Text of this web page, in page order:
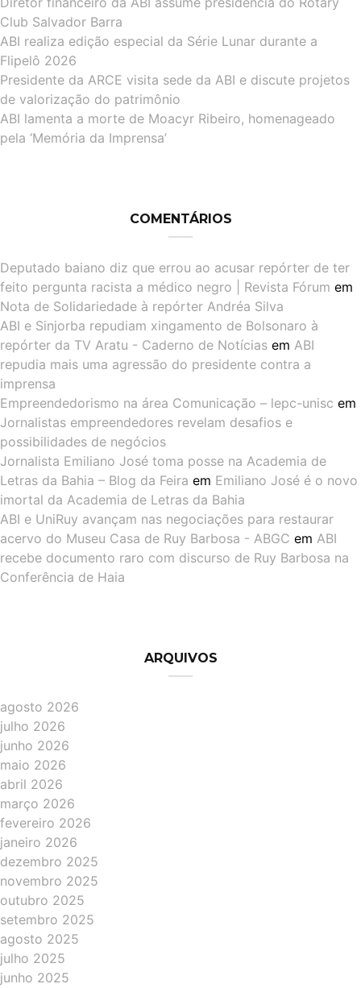
Club Salvador Barra
ABI realiza edição especial da Série Lunar durante a
Flipelô 2026
Presidente da ARCE visita sede da ABI e discute projetos
de valorização do patrimônio
ABI lamenta a morte de Moacyr Ribeiro, homenageado
pela ‘Memória da Imprensa’
COMENTÁRIOS
Deputado baiano diz que errou ao acusar repórter de ter
feito pergunta racista a médico negro | Revista Fórum em
Nota de Solidariedade à repórter Andréa Silva
ABI e Sinjorba repudiam xingamento de Bolsonaro à
repórter da TV Aratu - Caderno de Notícias em ABI
repudia mais uma agressão do presidente contra a
imprensa
Empreendedorismo na área Comunicação – lepc-unisc em
Jornalistas empreendedores revelam desafios e
possibilidades de negócios
Jornalista Emiliano José toma posse na Academia de
Letras da Bahia – Blog da Feira em Emiliano José é o novo
imortal da Academia de Letras da Bahia
ABI e UniRuy avançam nas negociações para restaurar
acervo do Museu Casa de Ruy Barbosa - ABGC em ABI
recebe documento raro com discurso de Ruy Barbosa na
Conferência de Haia
ARQUIVOS
agosto 2026
julho 2026
junho 2026
maio 2026
abril 2026
março 2026
fevereiro 2026
janeiro 2026
dezembro 2025
novembro 2025
outubro 2025
setembro 2025
agosto 2025
julho 2025
junho 2025